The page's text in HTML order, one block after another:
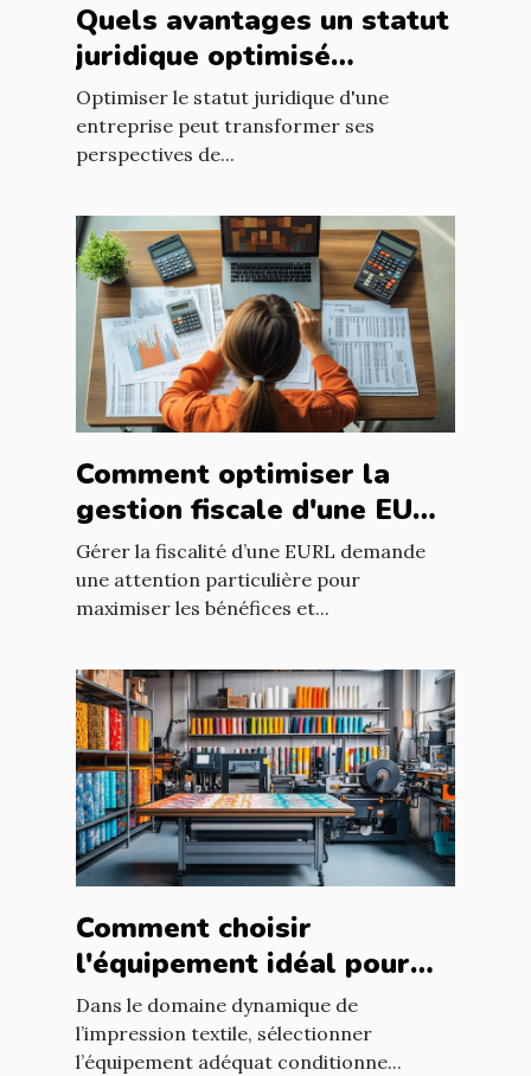
Quels avantages un statut
juridique optimisé
apporte-t-il à votre
entreprise ?
Optimiser le statut juridique d'une
entreprise peut transformer ses
perspectives de...
Comment optimiser la
gestion fiscale d'une EURL
?
Gérer la fiscalité d’une EURL demande
une attention particulière pour
maximiser les bénéfices et...
Comment choisir
l'équipement idéal pour
votre atelier d'impression
textile ?
Dans le domaine dynamique de
l’impression textile, sélectionner
l’équipement adéquat conditionne...